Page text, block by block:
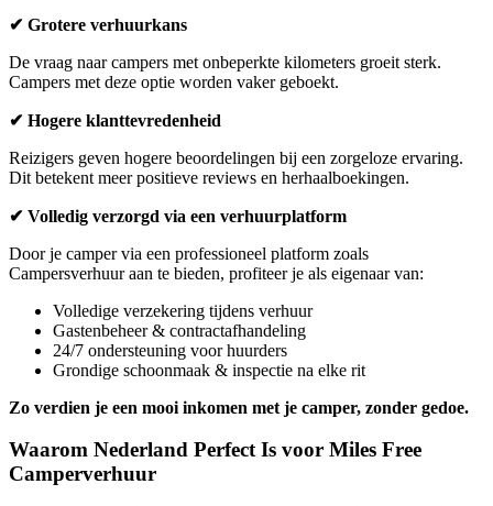
✔ Grotere verhuurkans
De vraag naar campers met onbeperkte kilometers groeit sterk.
Campers met deze optie worden vaker geboekt.
✔ Hogere klanttevredenheid
Reizigers geven hogere beoordelingen bij een zorgeloze ervaring.
Dit betekent meer positieve reviews en herhaalboekingen.
✔ Volledig verzorgd via een verhuurplatform
Door je camper via een professioneel platform zoals
Campersverhuur aan te bieden, profiteer je als eigenaar van:
Volledige verzekering tijdens verhuur
Gastenbeheer & contractafhandeling
24/7 ondersteuning voor huurders
Grondige schoonmaak & inspectie na elke rit
Zo verdien je een mooi inkomen met je camper, zonder gedoe.
Waarom Nederland Perfect Is voor Miles Free
Camperverhuur